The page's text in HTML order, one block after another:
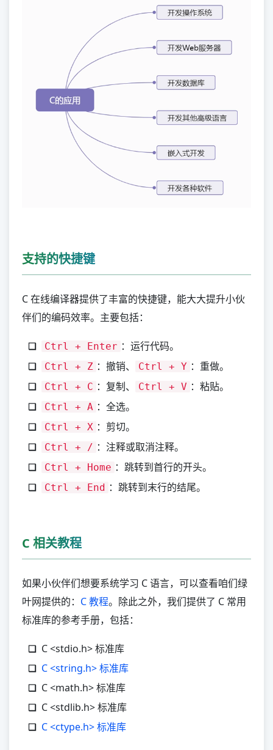
支持的快捷键
C 在线编译器提供了丰富的快捷键，能大大提升小伙
伴们的编码效率。主要包括：
Ctrl + Enter ：运行代码。
Ctrl + Z ：撤销、 Ctrl + Y ：重做。
Ctrl + C ：复制、 Ctrl + V ：粘贴。
Ctrl + A ：全选。
Ctrl + X ：剪切。
Ctrl + / ：注释或取消注释。
Ctrl + Home ：跳转到首行的开头。
Ctrl + End ：跳转到末行的结尾。
C 相关教程
如果小伙伴们想要系统学习 C 语言，可以查看咱们绿
叶网提供的： C 教程。除此之外，我们提供了 C 常用
标准库的参考手册，包括：
C <stdio.h> 标准库
C <string.h> 标准库
C <math.h> 标准库
C <stdlib.h> 标准库
C <ctype.h> 标准库